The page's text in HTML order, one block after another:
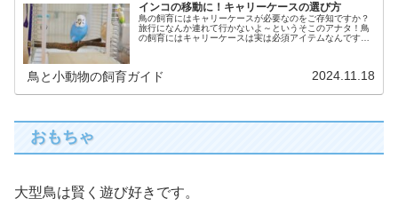
インコの移動に！キャリーケースの選び方
鳥の飼育にはキャリーケースが必要なのをご存知ですか？
旅行になんか連れて行かないよ～というそこのアナタ！鳥
の飼育にはキャリーケースは実は必須アイテムなんです。
鳥と小動物の飼育ガイド 2024.11.18
おもちゃ
大型鳥は賢く遊び好きです。